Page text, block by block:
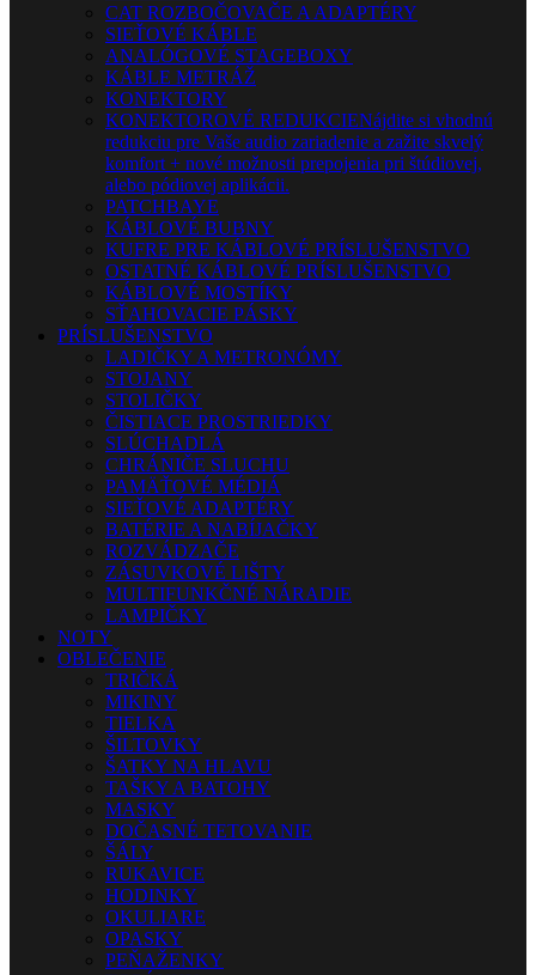
CAT ROZBOČOVAČE A ADAPTÉRY
SIEŤOVÉ KÁBLE
ANALÓGOVÉ STAGEBOXY
KÁBLE METRÁŽ
KONEKTORY
KONEKTOROVÉ REDUKCIENájdite si vhodnú
redukciu pre Vaše audio zariadenie a zažite skvelý
komfort + nové možnosti prepojenia pri štúdiovej,
alebo pódiovej aplikácii.
PATCHBAYE
KÁBLOVÉ BUBNY
KUFRE PRE KÁBLOVÉ PRÍSLUŠENSTVO
OSTATNÉ KÁBLOVÉ PRÍSLUŠENSTVO
KÁBLOVÉ MOSTÍKY
SŤAHOVACIE PÁSKY
PRÍSLUŠENSTVO
LADIČKY A METRONÓMY
STOJANY
STOLIČKY
ČISTIACE PROSTRIEDKY
SLÚCHADLÁ
CHRÁNIČE SLUCHU
PAMÄŤOVÉ MÉDIÁ
SIEŤOVÉ ADAPTÉRY
BATÉRIE A NABÍJAČKY
ROZVÁDZAČE
ZÁSUVKOVÉ LIŠTY
MULTIFUNKČNÉ NÁRADIE
LAMPIČKY
NOTY
OBLEČENIE
TRIČKÁ
MIKINY
TIELKA
ŠILTOVKY
ŠATKY NA HLAVU
TAŠKY A BATOHY
MASKY
DOČASNÉ TETOVANIE
ŠÁLY
RUKAVICE
HODINKY
OKULIARE
OPASKY
PEŇAŽENKY